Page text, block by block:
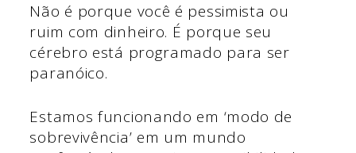
Não é porque você é pessimista ou
ruim com dinheiro. É porque seu
cérebro está programado para ser
paranóico.
Estamos funcionando em ‘modo de
sobrevivência’ em um mundo